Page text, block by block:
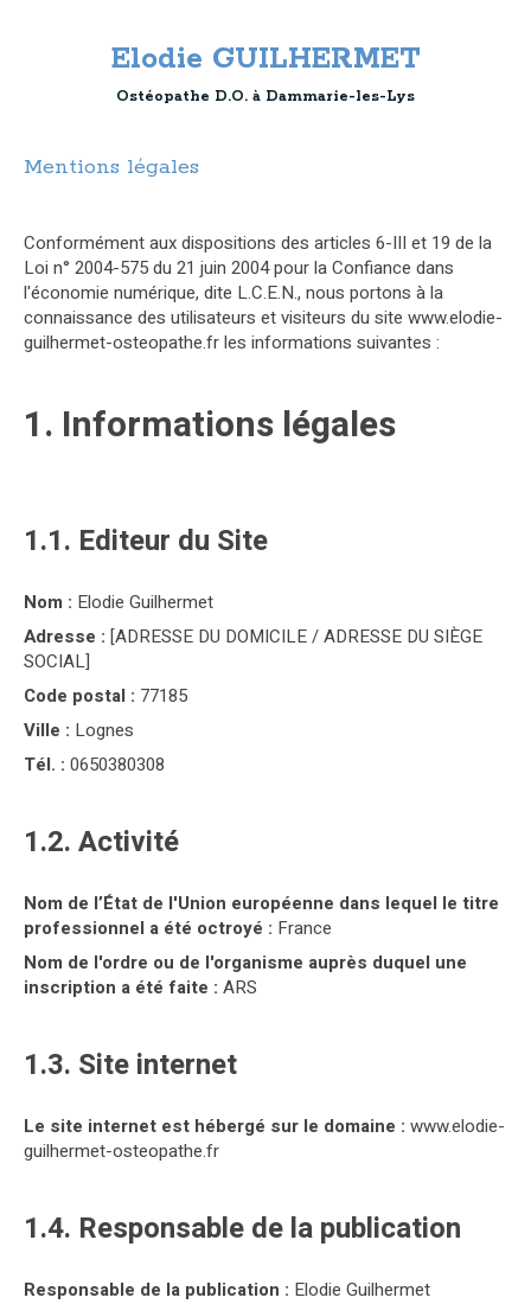
Elodie GUILHERMET
Ostéopathe D.O. à Dammarie-les-Lys
Mentions légales
Conformément aux dispositions des articles 6-III et 19 de la
Loi n° 2004-575 du 21 juin 2004 pour la Confiance dans
l'économie numérique, dite L.C.E.N., nous portons à la
connaissance des utilisateurs et visiteurs du site www.elodie-
guilhermet-osteopathe.fr les informations suivantes :
1. Informations légales
1.1. Editeur du Site
Nom : Elodie Guilhermet
Adresse : [ADRESSE DU DOMICILE / ADRESSE DU SIÈGE
SOCIAL]
Code postal : 77185
Ville : Lognes
Tél. : 0650380308
1.2. Activité
Nom de l’État de l'Union européenne dans lequel le titre
professionnel a été octroyé : France
Nom de l'ordre ou de l'organisme auprès duquel une
inscription a été faite : ARS
1.3. Site internet
Le site internet est hébergé sur le domaine : www.elodie-
guilhermet-osteopathe.fr
1.4. Responsable de la publication
Responsable de la publication : Elodie Guilhermet